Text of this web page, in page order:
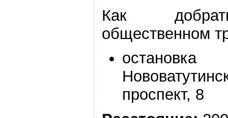
Как
общественном
остановка
проспект, 8